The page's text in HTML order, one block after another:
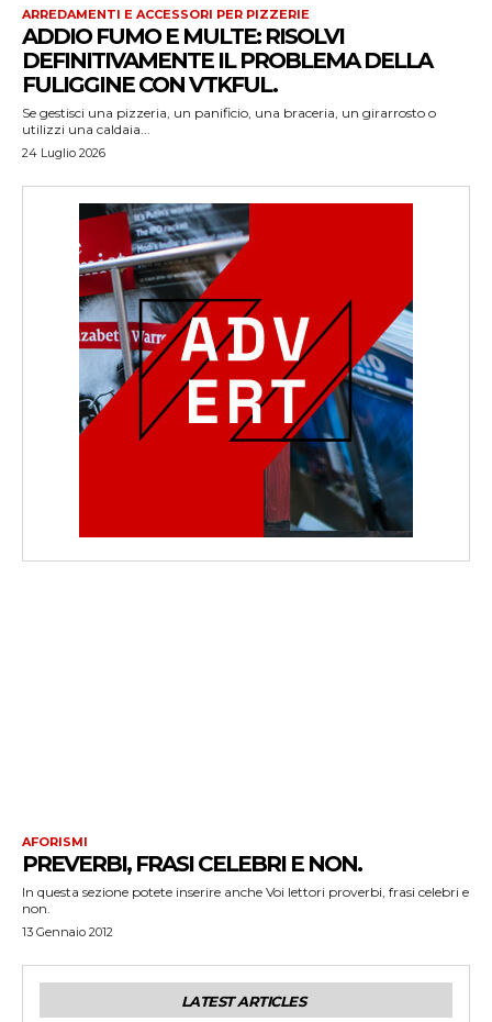
ARREDAMENTI E ACCESSORI PER PIZZERIE
ADDIO FUMO E MULTE: RISOLVI
DEFINITIVAMENTE IL PROBLEMA DELLA
FULIGGINE CON VTKFUL.
Se gestisci una pizzeria, un panificio, una braceria, un girarrosto o
utilizzi una caldaia...
24 Luglio 2026
AFORISMI
PREVERBI, FRASI CELEBRI E NON.
In questa sezione potete inserire anche Voi lettori proverbi, frasi celebri e
non.
13 Gennaio 2012
LATEST ARTICLES